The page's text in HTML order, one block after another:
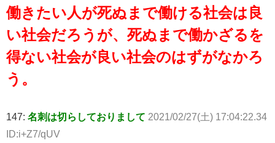
働きたい人が死ぬまで働ける社会は良
い社会だろうが、死ぬまで働かざるを
得ない社会が良い社会のはずがなかろ
う。
147: 名刺は切らしておりまして 2021/02/27(土) 17:04:22.34
ID:i+Z7/qUV